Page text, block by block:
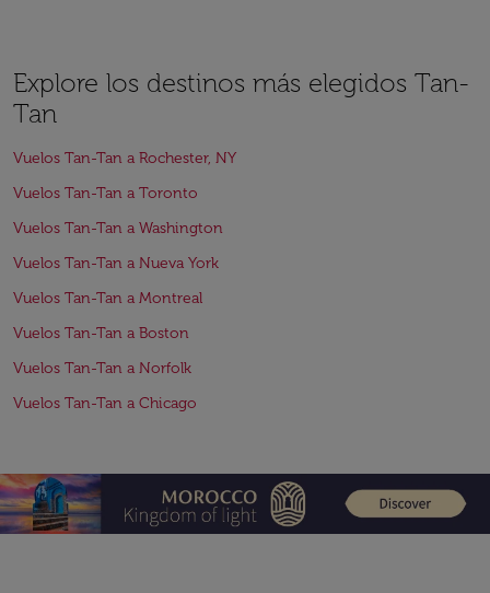
Explore los destinos más elegidos Tan-
Tan
Vuelos Tan-Tan a Rochester, NY
Vuelos Tan-Tan a Toronto
Vuelos Tan-Tan a Washington
Vuelos Tan-Tan a Nueva York
Vuelos Tan-Tan a Montreal
Vuelos Tan-Tan a Boston
Vuelos Tan-Tan a Norfolk
Vuelos Tan-Tan a Chicago